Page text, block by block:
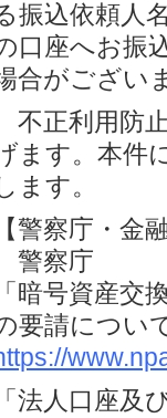
振込依頼人
口座へお振
合がござい
不正利用防
ます。本件
ます。
【警察庁・金
警察庁
「暗号資産交
要請につい
「法人口座